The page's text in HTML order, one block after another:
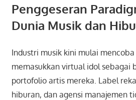
Penggeseran
Dunia Musik dan
Industri musik kini mulai
memasukkan virtual idol sebagai
portofolio artis mereka. Label
hiburan, dan agensi manajemen